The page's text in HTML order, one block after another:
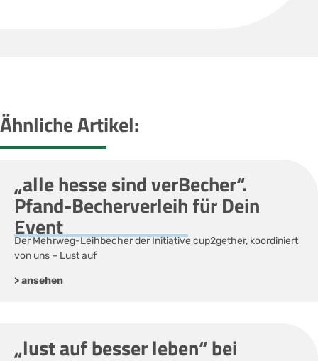
Ähnliche Artikel:
„alle hesse sind verBecher“.
Pfand-Becherverleih für Dein
Event
Der Mehrweg-Leihbecher der Initiative cup2gether, koordiniert
von uns – Lust auf
> ansehen
„lust auf besser leben“ bei